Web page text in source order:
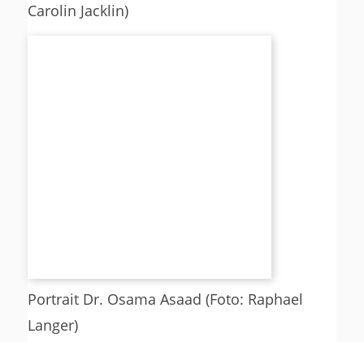
Carolin Jacklin)
Portrait Dr. Osama Asaad (Foto: Raphael
Langer)